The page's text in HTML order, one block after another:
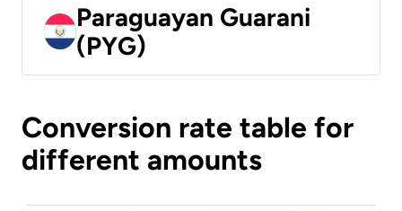
Paraguayan Guarani
(PYG)
Conversion rate table for
different amounts